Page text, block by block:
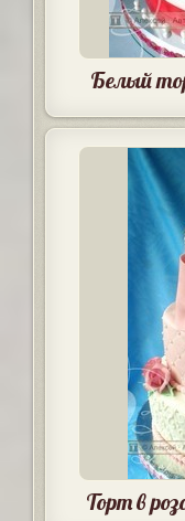
Белый
Торт в